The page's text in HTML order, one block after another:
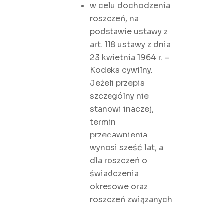
w celu dochodzenia
roszczeń, na
podstawie ustawy z
art. 118 ustawy z dnia
23 kwietnia 1964 r. –
Kodeks cywilny.
Jeżeli przepis
szczególny nie
stanowi inaczej,
termin
przedawnienia
wynosi sześć lat, a
dla roszczeń o
świadczenia
okresowe oraz
roszczeń związanych